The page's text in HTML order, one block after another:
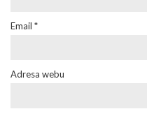
Email *
Adresa webu